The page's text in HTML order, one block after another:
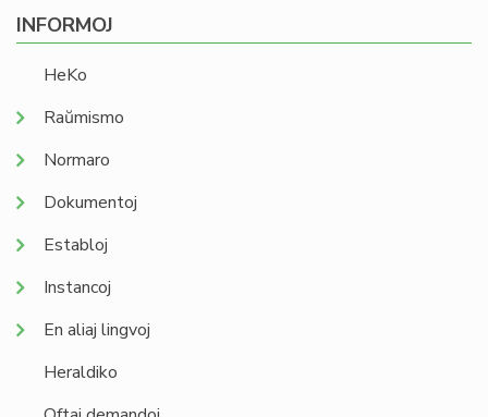
INFORMOJ
HeKo
Raŭmismo
Normaro
Dokumentoj
Establoj
Instancoj
En aliaj lingvoj
Heraldiko